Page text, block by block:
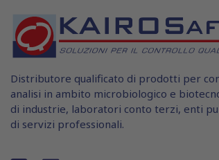
Distributore qualificato di prodotti per
analisi in ambito microbiologico e
di industrie, laboratori conto terzi, enti
di servizi professionali.